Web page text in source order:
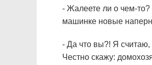
- Жалеете ли о чем-
машинке новые
- Да что вы?! Я считаю,
Честно скажу: